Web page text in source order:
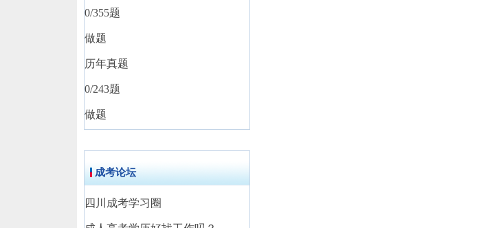
0/355题
做题
历年真题
0/243题
做题
成考论坛
四川成考学习圈